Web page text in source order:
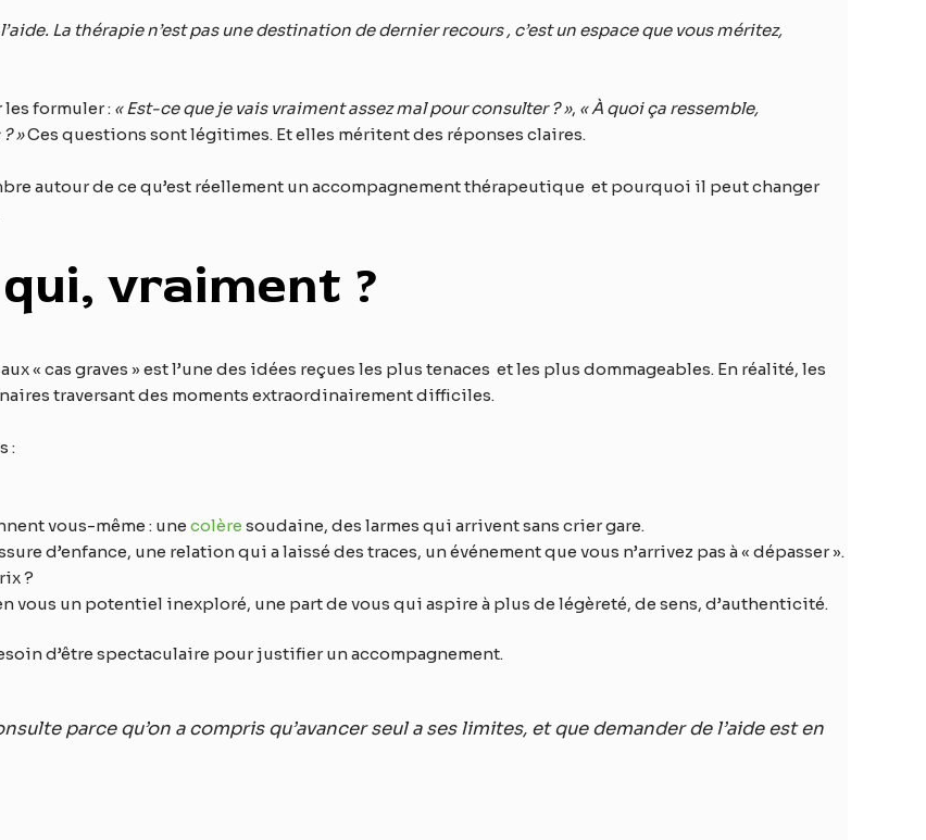
La thérapie n’est pas une destination de dernier recours , c’est un espace que vous méritez,
les formuler : « Est-ce que je vais vraiment assez mal pour consulter ? », « À quoi ça ressemble,
»Ces questions sont légitimes. Et elles méritent des réponses claires.
autour de ce qu’est réellement un accompagnement thérapeutique et pourquoi il peut changer
vraiment ?
« cas graves » est l’une des idées reçues les plus tenaces et les plus dommageables. En réalité, les
traversant des moments extraordinairement difficiles.
:
vous-même : une colère soudaine, des larmes qui arrivent sans crier gare.
d’enfance, une relation qui a laissé des traces, un événement que vous n’arrivez pas à « dépasser ».
?
vous un potentiel inexploré, une part de vous qui aspire à plus de légèreté, de sens, d’authenticité.
d’être spectaculaire pour justifier un accompagnement.
parce qu’on a compris qu’avancer seul a ses limites, et que demander de l’aide est en